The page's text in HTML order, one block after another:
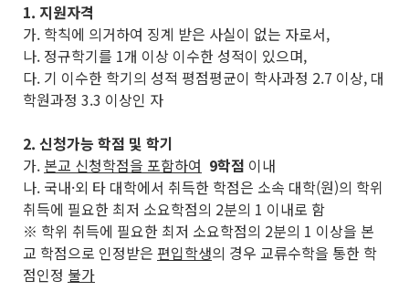
1. 지원자격
가. 학칙에 의거하여 징계 받은 사실이 없는 자로서,
나. 정규학기를 1개 이상 이수한 성적이 있으며,
다. 기 이수한 학기의 성적 평점평균이 학사과정 2.7 이상, 대
학원과정 3.3 이상인 자
2. 신청가능 학점 및 학기
가. 본교 신청학점을 포함하여 9학점 이내
나. 국내·외 타 대학에서 취득한 학점은 소속 대학(원)의 학위
취득에 필요한 최저 소요학점의 2분의 1 이내로 함
※ 학위 취득에 필요한 최저 소요학점의 2분의 1 이상을 본
교 학점으로 인정받은 편입학생의 경우 교류수학을 통한 학
점인정 불가